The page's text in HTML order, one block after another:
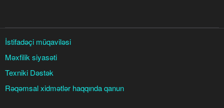
İstifadəçi müqaviləsi
Məxfilik siyasəti
Texniki Dəstək
Rəqəmsal xidmətlər haqqında qanun